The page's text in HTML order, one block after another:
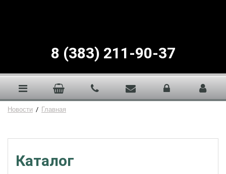
8 (383) 211-90-37
Новости / Главная
Каталог